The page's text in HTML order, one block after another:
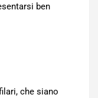
ben
che siano